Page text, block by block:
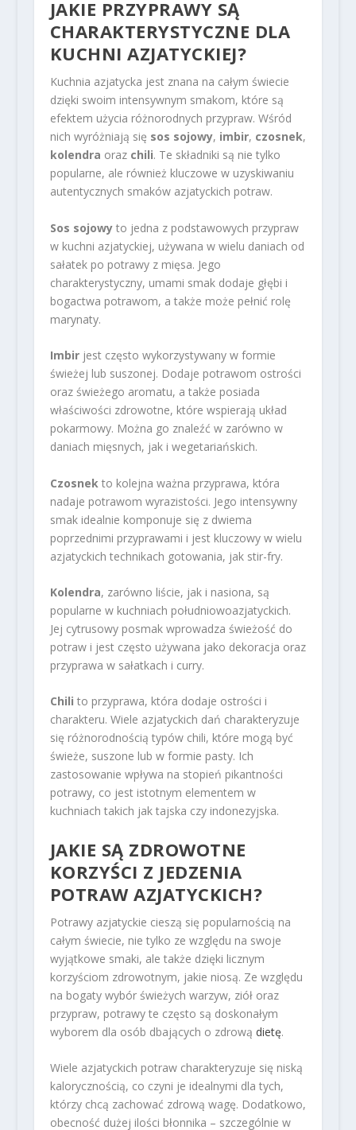
JAKIE PRZYPRAWY SĄ
CHARAKTERYSTYCZNE DLA
KUCHNI AZJATYCKIEJ?
Kuchnia azjatycka jest znana na całym świecie
dzięki swoim intensywnym smakom, które są
efektem użycia różnorodnych przypraw. Wśród
nich wyróżniają się sos sojowy, imbir, czosnek,
kolendra oraz chili. Te składniki są nie tylko
popularne, ale również kluczowe w uzyskiwaniu
autentycznych smaków azjatyckich potraw.
Sos sojowyto jedna z podstawowych przypraw
w kuchni azjatyckiej, używana w wielu daniach od
sałatek po potrawy z mięsa. Jego
charakterystyczny, umami smak dodaje głębi i
bogactwa potrawom, a także może pełnić rolę
marynaty.
Imbirjest często wykorzystywany w formie
świeżej lub suszonej. Dodaje potrawom ostrości
oraz świeżego aromatu, a także posiada
właściwości zdrowotne, które wspierają układ
pokarmowy. Można go znaleźć w zarówno w
daniach mięsnych, jak i wegetariańskich.
Czosnek to kolejna ważna przyprawa, która
nadaje potrawom wyrazistości. Jego intensywny
smak idealnie komponuje się z dwiema
poprzednimi przyprawami i jest kluczowy w wielu
azjatyckich technikach gotowania, jak stir-fry.
Kolendra, zarówno liście, jak i nasiona, są
popularne w kuchniach południowoazjatyckich.
Jej cytrusowy posmak wprowadza świeżość do
potraw i jest często używana jako dekoracja oraz
przyprawa w sałatkach i curry.
Chili to przyprawa, która dodaje ostrości i
charakteru. Wiele azjatyckich dań charakteryzuje
się różnorodnością typów chili, które mogą być
świeże, suszone lub w formie pasty. Ich
zastosowanie wpływa na stopień pikantności
potrawy, co jest istotnym elementem w
kuchniach takich jak tajska czy indonezyjska.
JAKIE SĄ ZDROWOTNE
KORZYŚCI Z JEDZENIA
POTRAW AZJATYCKICH?
Potrawy azjatyckie cieszą się popularnością na
całym świecie, nie tylko ze względu na swoje
wyjątkowe smaki, ale także dzięki licznym
korzyściom zdrowotnym, jakie niosą. Ze względu
na bogaty wybór świeżych warzyw, ziół oraz
przypraw, potrawy te często są doskonałym
wyborem dla osób dbających o zdrową dietę.
Wiele azjatyckich potraw charakteryzuje się niską
kalorycznością, co czyni je idealnymi dla tych,
którzy chcą zachować zdrową wagę. Dodatkowo,
obecność dużej ilości błonnika – szczególnie w